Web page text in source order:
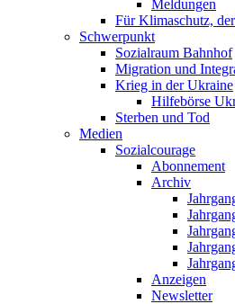
Meldungen
Für Klimaschutz,
Schwerpunkt
Sozialraum Bahnhof
Migration und
Krieg in der Ukraine
Hilfebörse
Sterben und Tod
Medien
Sozialcourage
Abonnement
Archiv
Anzeigen
Newsletter